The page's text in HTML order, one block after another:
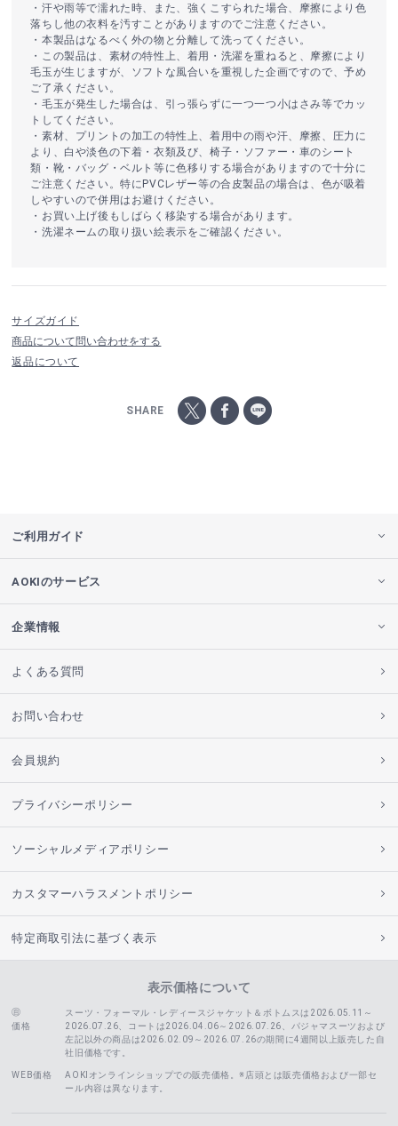
・汗や雨等で濡れた時、また、強くこすられた場合、摩擦により色
落ちし他の衣料を汚すことがありますのでご注意ください。
・本製品はなるべく外の物と分離して洗ってください。
・この製品は、素材の特性上、着用・洗濯を重ねると、摩擦により
毛玉が生じますが、ソフトな風合いを重視した企画ですので、予め
ご了承ください。
・毛玉が発生した場合は、引っ張らずに一つ一つ小はさみ等でカッ
トしてください。
・素材、プリントの加工の特性上、着用中の雨や汗、摩擦、圧力に
より、白や淡色の下着・衣類及び、椅子・ソファー・車のシート
類・靴・バッグ・ベルト等に色移りする場合がありますので十分に
ご注意ください。特にPVCレザー等の合皮製品の場合は、色が吸着
しやすいので併用はお避けください。
・お買い上げ後もしばらく移染する場合があります。
・洗濯ネームの取り扱い絵表示をご確認ください。
サイズガイド
商品について問い合わせをする
返品について
SHARE
ご利用ガイド
AOKIのサービス
企業情報
よくある質問
お問い合わせ
会員規約
プライバシーポリシー
ソーシャルメディアポリシー
カスタマーハラスメントポリシー
特定商取引法に基づく表示
表示価格について
価格
スーツ・フォーマル・レディースジャケット＆ボトムスは2026.05.11～
2026.07.26、コートは2026.04.06～2026.07.26、
パジャマスーツおよび
左記以外の商品は2026.02.09～2026.07.26の期間に4週間以上販売した自
社旧価格です。
WEB価格
AOKIオンラインショップでの販売価格。※店頭とは販売価格および一部セ
ール内容は異なります。